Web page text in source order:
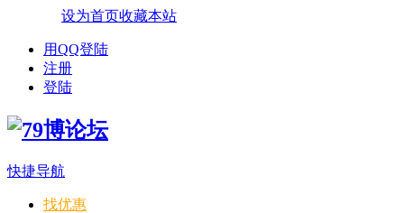
设为首页收藏本站
用QQ登陆
注册
登陆
快捷导航
找优惠